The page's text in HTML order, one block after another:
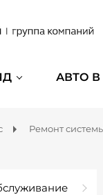
АВТО
Ремонт